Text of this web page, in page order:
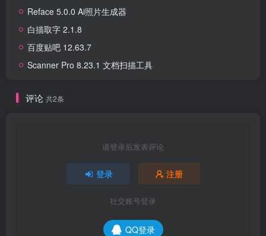
Reface 5.0.0 Ai照片生成器
白描取字 2.1.8
百度贴吧 12.63.7
Scanner Pro 8.23.1 文档扫描工具
评论 共2条
请登录后发表评论
登录 注册
社交账号登录
QQ登录